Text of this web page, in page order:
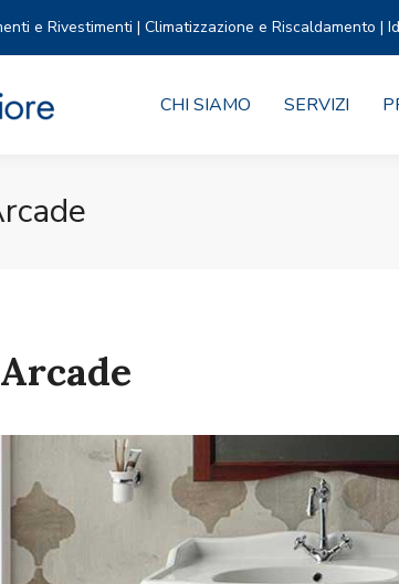
e Rivestimenti | Climatizzazione e Riscaldamento |
CHI SIAMO SERVIZI